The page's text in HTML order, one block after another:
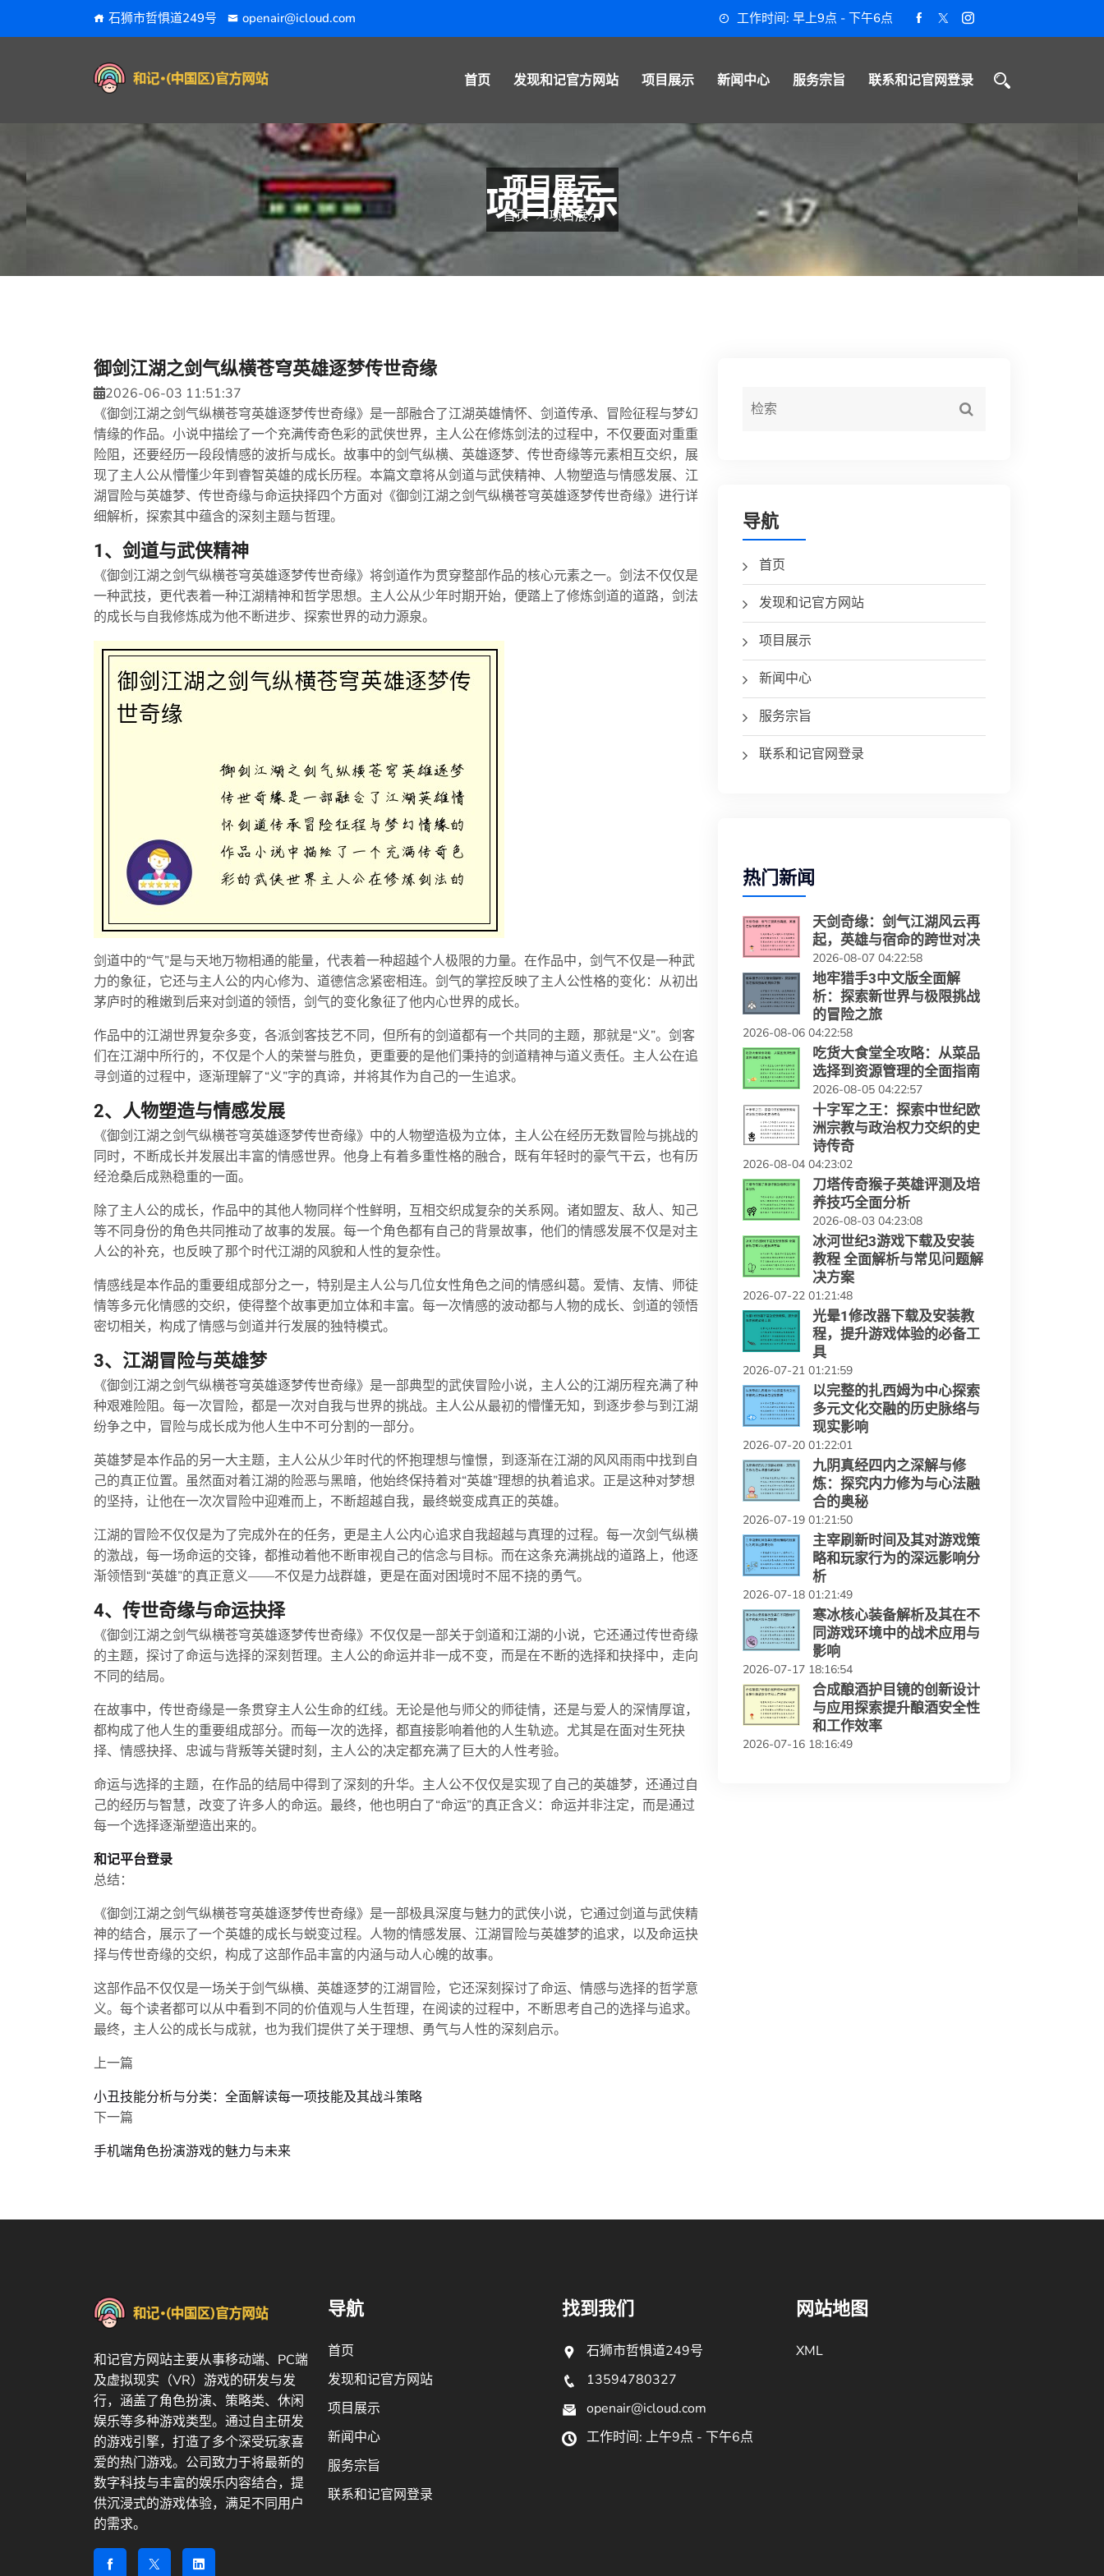
石狮市哲惧道249号 openair@icloud.com 工作时间: 早上9点 - 下午6点
首页 发现和记官方网站 项目展示 新闻中心 服务宗旨 联系和记官网登录
项目展示
首页 项目展示
御剑江湖之剑气纵横苍穹英雄逐梦传世奇缘
2026-06-03 11:51:37
《御剑江湖之剑气纵横苍穹英雄逐梦传世奇缘》是一部融合了江湖英雄情怀、剑道传承、冒险征程与梦幻
情缘的作品。小说中描绘了一个充满传奇色彩的武侠世界，主人公在修炼剑法的过程中，不仅要面对重重
险阻，还要经历一段段情感的波折与成长。故事中的剑气纵横、英雄逐梦、传世奇缘等元素相互交织，展
现了主人公从懵懂少年到睿智英雄的成长历程。本篇文章将从剑道与武侠精神、人物塑造与情感发展、江
湖冒险与英雄梦、传世奇缘与命运抉择四个方面对《御剑江湖之剑气纵横苍穹英雄逐梦传世奇缘》进行详
细解析，探索其中蕴含的深刻主题与哲理。
1、剑道与武侠精神
《御剑江湖之剑气纵横苍穹英雄逐梦传世奇缘》将剑道作为贯穿整部作品的核心元素之一。剑法不仅仅是
一种武技，更代表着一种江湖精神和哲学思想。主人公从少年时期开始，便踏上了修炼剑道的道路，剑法
的成长与自我修炼成为他不断进步、探索世界的动力源泉。
剑道中的“气”是与天地万物相通的能量，代表着一种超越个人极限的力量。在作品中，剑气不仅是一种武
力的象征，它还与主人公的内心修为、道德信念紧密相连。剑气的掌控反映了主人公性格的变化：从初出
茅庐时的稚嫩到后来对剑道的领悟，剑气的变化象征了他内心世界的成长。
作品中的江湖世界复杂多变，各派剑客技艺不同，但所有的剑道都有一个共同的主题，那就是“义”。剑客
们在江湖中所行的，不仅是个人的荣誉与胜负，更重要的是他们秉持的剑道精神与道义责任。主人公在追
寻剑道的过程中，逐渐理解了“义”字的真谛，并将其作为自己的一生追求。
2、人物塑造与情感发展
《御剑江湖之剑气纵横苍穹英雄逐梦传世奇缘》中的人物塑造极为立体，主人公在经历无数冒险与挑战的
同时，不断成长并发展出丰富的情感世界。他身上有着多重性格的融合，既有年轻时的豪气干云，也有历
经沧桑后成熟稳重的一面。
除了主人公的成长，作品中的其他人物同样个性鲜明，互相交织成复杂的关系网。诸如盟友、敌人、知己
等不同身份的角色共同推动了故事的发展。每一个角色都有自己的背景故事，他们的情感发展不仅是对主
人公的补充，也反映了那个时代江湖的风貌和人性的复杂性。
情感线是本作品的重要组成部分之一，特别是主人公与几位女性角色之间的情感纠葛。爱情、友情、师徒
情等多元化情感的交织，使得整个故事更加立体和丰富。每一次情感的波动都与人物的成长、剑道的领悟
密切相关，构成了情感与剑道并行发展的独特模式。
3、江湖冒险与英雄梦
《御剑江湖之剑气纵横苍穹英雄逐梦传世奇缘》是一部典型的武侠冒险小说，主人公的江湖历程充满了种
种艰难险阻。每一次冒险，都是一次对自我与世界的挑战。主人公从最初的懵懂无知，到逐步参与到江湖
纷争之中，冒险与成长成为他人生中不可分割的一部分。
英雄梦是本作品的另一大主题，主人公从少年时代的怀抱理想与憧憬，到逐渐在江湖的风风雨雨中找到自
己的真正位置。虽然面对着江湖的险恶与黑暗，他始终保持着对“英雄”理想的执着追求。正是这种对梦想
的坚持，让他在一次次冒险中迎难而上，不断超越自我，最终蜕变成真正的英雄。
江湖的冒险不仅仅是为了完成外在的任务，更是主人公内心追求自我超越与真理的过程。每一次剑气纵横
的激战，每一场命运的交锋，都推动着他不断审视自己的信念与目标。而在这条充满挑战的道路上，他逐
渐领悟到“英雄”的真正意义——不仅是力战群雄，更是在面对困境时不屈不挠的勇气。
4、传世奇缘与命运抉择
《御剑江湖之剑气纵横苍穹英雄逐梦传世奇缘》不仅仅是一部关于剑道和江湖的小说，它还通过传世奇缘
的主题，探讨了命运与选择的深刻哲理。主人公的命运并非一成不变，而是在不断的选择和抉择中，走向
不同的结局。
在故事中，传世奇缘是一条贯穿主人公生命的红线。无论是他与师父的师徒情，还是与爱人的深情厚谊，
都构成了他人生的重要组成部分。而每一次的选择，都直接影响着他的人生轨迹。尤其是在面对生死抉
择、情感抉择、忠诚与背叛等关键时刻，主人公的决定都充满了巨大的人性考验。
命运与选择的主题，在作品的结局中得到了深刻的升华。主人公不仅仅是实现了自己的英雄梦，还通过自
己的经历与智慧，改变了许多人的命运。最终，他也明白了“命运”的真正含义：命运并非注定，而是通过
每一个选择逐渐塑造出来的。
和记平台登录
总结：
《御剑江湖之剑气纵横苍穹英雄逐梦传世奇缘》是一部极具深度与魅力的武侠小说，它通过剑道与武侠精
神的结合，展示了一个英雄的成长与蜕变过程。人物的情感发展、江湖冒险与英雄梦的追求，以及命运抉
择与传世奇缘的交织，构成了这部作品丰富的内涵与动人心魄的故事。
这部作品不仅仅是一场关于剑气纵横、英雄逐梦的江湖冒险，它还深刻探讨了命运、情感与选择的哲学意
义。每个读者都可以从中看到不同的价值观与人生哲理，在阅读的过程中，不断思考自己的选择与追求。
最终，主人公的成长与成就，也为我们提供了关于理想、勇气与人性的深刻启示。
上一篇
小丑技能分析与分类：全面解读每一项技能及其战斗策略
下一篇
手机端角色扮演游戏的魅力与未来
导航
首页
发现和记官方网站
项目展示
新闻中心
服务宗旨
联系和记官网登录
热门新闻
天剑奇缘：剑气江湖风云再
起，英雄与宿命的跨世对决
2026-08-07 04:22:58
地牢猎手3中文版全面解
析：探索新世界与极限挑战
的冒险之旅
2026-08-06 04:22:58
吃货大食堂全攻略：从菜品
选择到资源管理的全面指南
2026-08-05 04:22:57
十字军之王：探索中世纪欧
洲宗教与政治权力交织的史
诗传奇
2026-08-04 04:23:02
刀塔传奇猴子英雄评测及培
养技巧全面分析
2026-08-03 04:23:08
冰河世纪3游戏下载及安装
教程 全面解析与常见问题解
决方案
2026-07-22 01:21:48
光晕1修改器下载及安装教
程，提升游戏体验的必备工
具
2026-07-21 01:21:59
以完整的扎西姆为中心探索
多元文化交融的历史脉络与
现实影响
2026-07-20 01:22:01
九阴真经四内之深解与修
炼：探究内力修为与心法融
合的奥秘
2026-07-19 01:21:50
主宰刷新时间及其对游戏策
略和玩家行为的深远影响分
析
2026-07-18 01:21:49
寒冰核心装备解析及其在不
同游戏环境中的战术应用与
影响
2026-07-17 18:16:54
合成酿酒护目镜的创新设计
与应用探索提升酿酒安全性
和工作效率
2026-07-16 18:16:49
和记官方网站主要从事移动端、PC端
及虚拟现实（VR）游戏的研发与发
行，涵盖了角色扮演、策略类、休闲
娱乐等多种游戏类型。通过自主研发
的游戏引擎，打造了多个深受玩家喜
爱的热门游戏。公司致力于将最新的
数字科技与丰富的娱乐内容结合，提
供沉浸式的游戏体验，满足不同用户
的需求。
导航
首页
发现和记官方网站
项目展示
新闻中心
服务宗旨
联系和记官网登录
找到我们
石狮市哲惧道249号
13594780327
openair@icloud.com
工作时间: 上午9点 - 下午6点
网站地图
XML